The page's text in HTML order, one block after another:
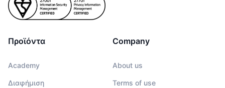
Προϊόντα
Academy
Διαφήμιση
Company
About us
Terms of use